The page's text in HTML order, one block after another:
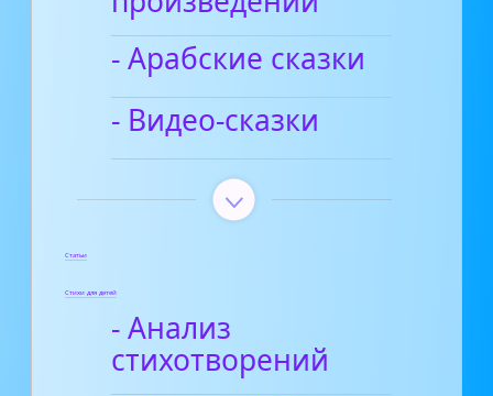
- Арабские сказки
- Видео-сказки
Статьи
Стихи для детей
- Анализ
стихотворений